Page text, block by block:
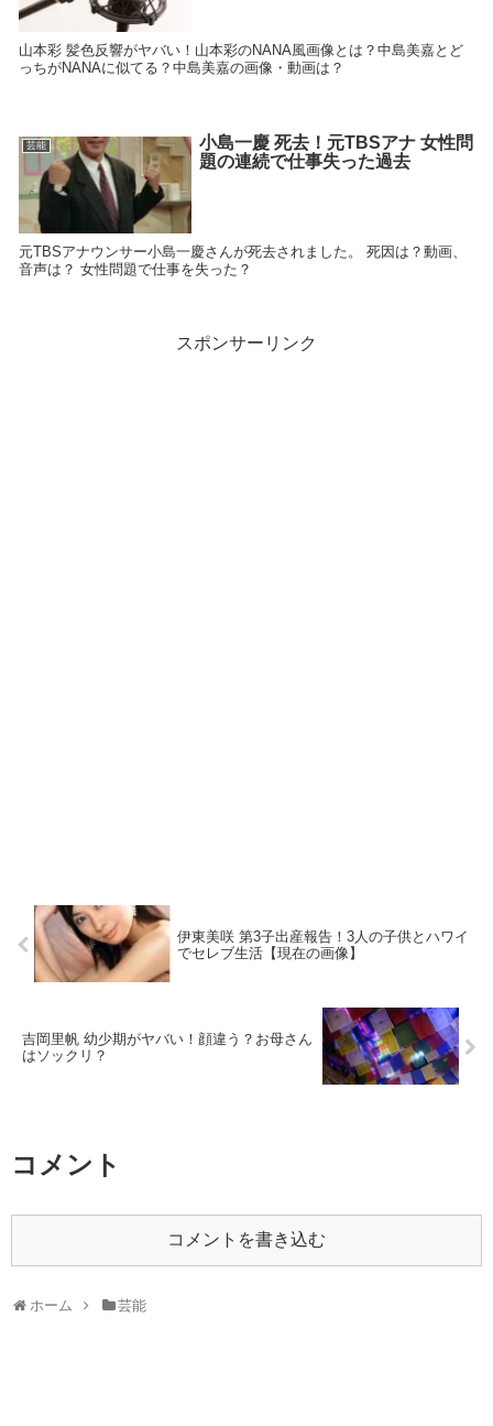
山本彩 髪色反響がヤバい！山本彩のNANA風画像とは？中島美嘉とど
っちがNANAに似てる？中島美嘉の画像・動画は？
芸能
小島一慶 死去！元TBSアナ 女性問
題の連続で仕事失った過去
元TBSアナウンサー小島一慶さんが死去されました。 死因は？動画、
音声は？ 女性問題で仕事を失った？
スポンサーリンク
伊東美咲 第3子出産報告！3人の子供とハワイ
でセレブ生活【現在の画像】
吉岡里帆 幼少期がヤバい！顔違う？お母さん
はソックリ？
コメント
コメントを書き込む
ホーム 芸能